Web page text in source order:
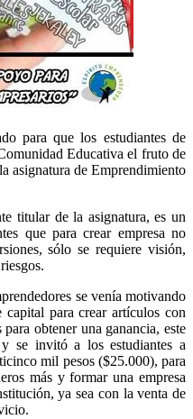
para que los estudiantes de
Educativa el fruto de
asignatura de Emprendimiento
titular de la asignatura, es un
que para crear empresa no
sólo se requiere visión,
se venía motivando
para crear artículos con
obtener una ganancia, este
se invitó a los estudiantes a
mil pesos ($25.000), para
más y formar una empresa
ya sea con la venta de